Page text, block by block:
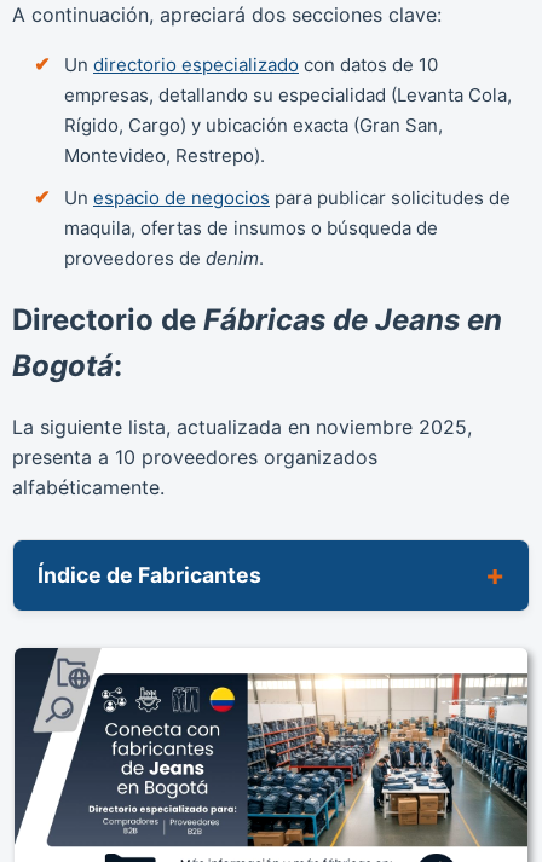
A continuación, apreciará dos secciones clave:
Un directorio especializado con datos de 10
empresas, detallando su especialidad (Levanta Cola,
Rígido, Cargo) y ubicación exacta (Gran San,
Montevideo, Restrepo).
Un espacio de negocios para publicar solicitudes de
maquila, ofertas de insumos o búsqueda de
proveedores de denim.
Directorio de Fábricas de Jeans en
Bogotá:
La siguiente lista, actualizada en noviembre 2025,
presenta a 10 proveedores organizados
alfabéticamente.
Índice de Fabricantes